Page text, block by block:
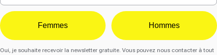
Femmes Hommes
Oui, je souhaite recevoir la newsletter gratuite. Vous pouvez nous contacter à tout